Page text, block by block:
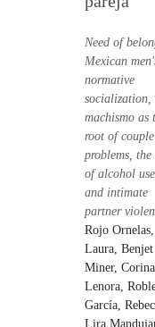
Need of
Mexican
normative
socialization,
machismo as
root of couple
problems, the
of alcohol
and intimate
partner
Rojo Ornelas,
Laura, Benjet
Miner, Corina
Lenora,
García,
Lira